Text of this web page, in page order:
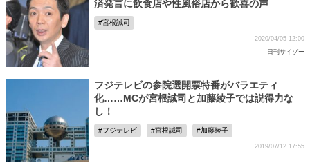
済発言に飲食店や性風俗店から歓喜の声
宮根誠司
2020/04/05 12:00
日刊サイゾー
フジテレビの参院選開票特番がバラエティ
化……MCが宮根誠司と加藤綾子では説得力な
し！
フジテレビ 宮根誠司 加藤綾子
2019/07/12 17:55